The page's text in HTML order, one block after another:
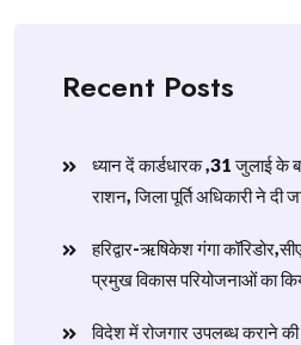
Recent Posts
ध्यान दें कार्डधारक ,31 जुलाई के
राशन, जिला पूर्ति अधिकारी ने दी
हरिद्वार-ऋषिकेश गंगा
प्रमुख विकास परियोजनाओं का
विदेश में रोजगार उपलब्ध कराने की